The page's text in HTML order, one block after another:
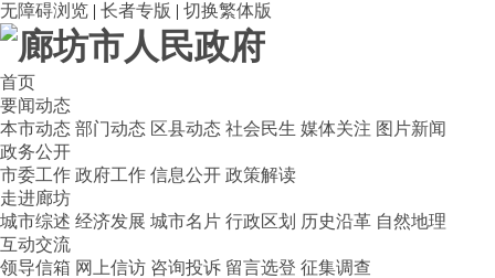
无障碍浏览 | 长者专版 | 切换繁体版
首页
要闻动态
本市动态 部门动态 区县动态 社会民生 媒体关注 图片新闻
政务公开
市委工作 政府工作 信息公开 政策解读
走进廊坊
城市综述 经济发展 城市名片 行政区划 历史沿革 自然地理
互动交流
领导信箱 网上信访 咨询投诉 留言选登 征集调查